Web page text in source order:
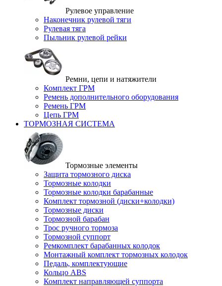
Рулевое управление
Наконечник рулевой тяги
Рулевая тяга
Пыльник рулевой рейки
Ремни, цепи и натяжители
Комплект ГРМ
Ремень дополнительного оборудования
Ремень ГРМ
Цепь ГРМ
ТОРМОЗНАЯ СИСТЕМА
Тормозные элементы
Защита тормозного диска
Тормозные колодки
Тормозные колодки барабанные
Комплект тормозной (диски+колодки)
Тормозные диски
Тормозной барабан
Трос ручного тормоза
Тормозной суппорт
Ремкомплект барабанных колодок
Монтажный комплект тормозных колодок
Педаль, комплектующие
Кольцо ABS
Комплект направляющей суппорта